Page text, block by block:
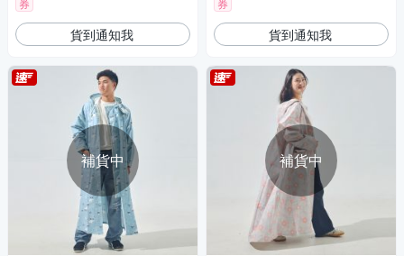
券
貨到通知我
補貨中
券
貨到通知我
補貨中